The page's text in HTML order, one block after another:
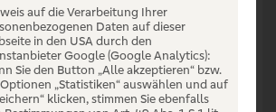
auf die Verarbeitung Ihrer
Daten auf dieser
in den USA durch den
Google (Google Analytics):
Sie den Button „Alle akzeptieren“ bzw.
„Statistiken“ auswählen und auf
klicken, stimmen Sie ebenfalls